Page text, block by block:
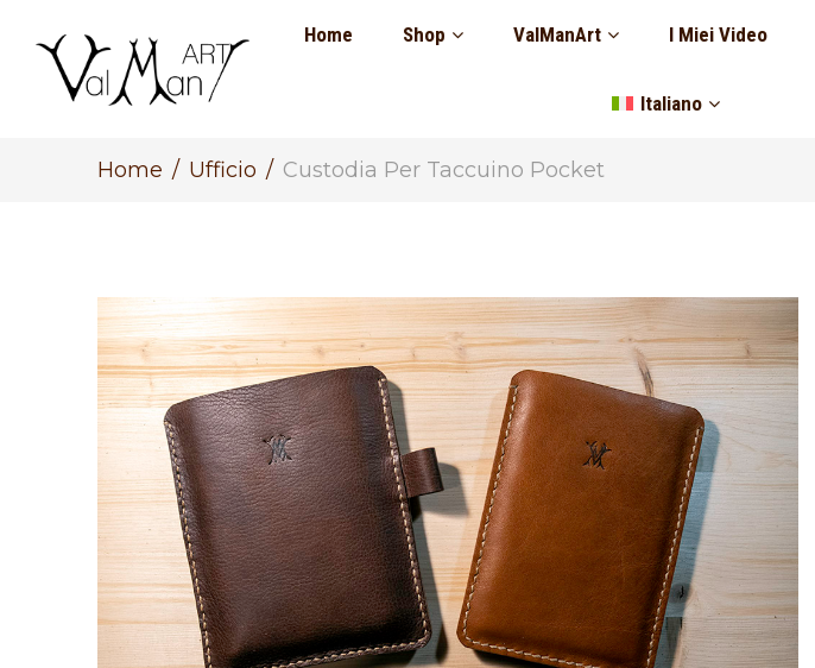
Home Shop ValManArt I Miei Video
Italiano
Home Ufficio Custodia Per Taccuino Pocket